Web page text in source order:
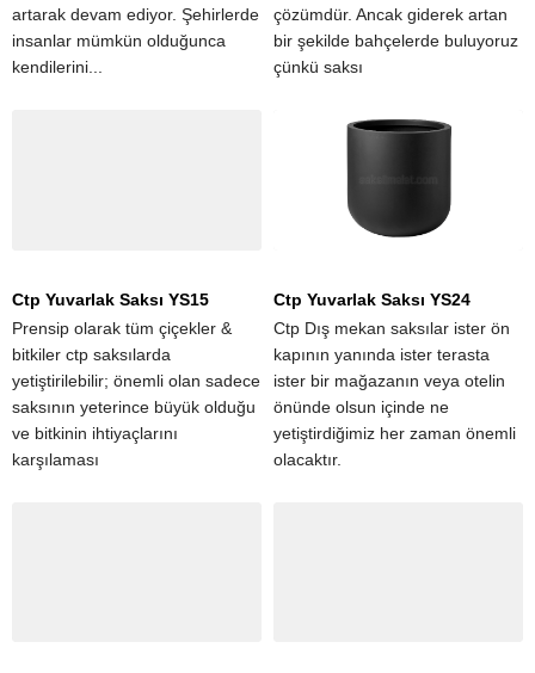
artarak devam ediyor. Şehirlerde
insanlar mümkün olduğunca
kendilerini...
çözümdür. Ancak giderek artan
bir şekilde bahçelerde buluyoruz
çünkü saksı
Ctp Yuvarlak Saksı YS15
Prensip olarak tüm çiçekler &
bitkiler ctp saksılarda
yetiştirilebilir; önemli olan sadece
saksının yeterince büyük olduğu
ve bitkinin ihtiyaçlarını
karşılaması
Ctp Yuvarlak Saksı YS24
Ctp Dış mekan saksılar ister ön
kapının yanında ister terasta
ister bir mağazanın veya otelin
önünde olsun içinde ne
yetiştirdiğimiz her zaman önemli
olacaktır.